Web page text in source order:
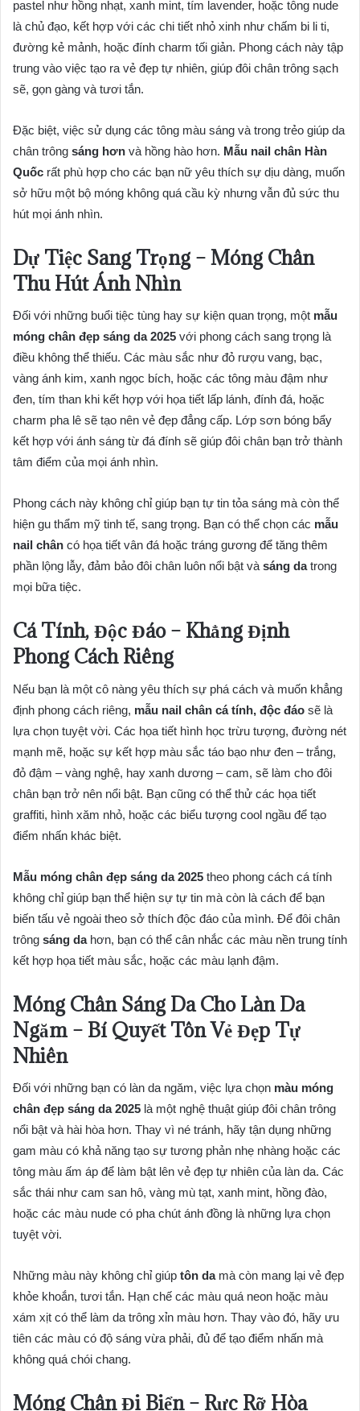
pastel như hồng nhạt, xanh mint, tím lavender, hoặc tông nude
là chủ đạo, kết hợp với các chi tiết nhỏ xinh như chấm bi li ti,
đường kẻ mảnh, hoặc đính charm tối giản. Phong cách này tập
trung vào việc tạo ra vẻ đẹp tự nhiên, giúp đôi chân trông sạch
sẽ, gọn gàng và tươi tắn.
Đặc biệt, việc sử dụng các tông màu sáng và trong trẻo giúp da
chân trông sáng hơn và hồng hào hơn. Mẫu nail chân Hàn
Quốc rất phù hợp cho các bạn nữ yêu thích sự dịu dàng, muốn
sở hữu một bộ móng không quá cầu kỳ nhưng vẫn đủ sức thu
hút mọi ánh nhìn.
Dự Tiệc Sang Trọng – Móng Chân
Thu Hút Ánh Nhìn
Đối với những buổi tiệc tùng hay sự kiện quan trọng, một mẫu
móng chân đẹp sáng da 2025 với phong cách sang trọng là
điều không thể thiếu. Các màu sắc như đỏ rượu vang, bạc,
vàng ánh kim, xanh ngọc bích, hoặc các tông màu đậm như
đen, tím than khi kết hợp với họa tiết lấp lánh, đính đá, hoặc
charm pha lê sẽ tạo nên vẻ đẹp đẳng cấp. Lớp sơn bóng bẩy
kết hợp với ánh sáng từ đá đính sẽ giúp đôi chân bạn trở thành
tâm điểm của mọi ánh nhìn.
Phong cách này không chỉ giúp bạn tự tin tỏa sáng mà còn thể
hiện gu thẩm mỹ tinh tế, sang trọng. Bạn có thể chọn các mẫu
nail chân có họa tiết vân đá hoặc tráng gương để tăng thêm
phần lộng lẫy, đảm bảo đôi chân luôn nổi bật và sáng datrong
mọi bữa tiệc.
Cá Tính, Độc Đáo – Khẳng Định
Phong Cách Riêng
Nếu bạn là một cô nàng yêu thích sự phá cách và muốn khẳng
định phong cách riêng, mẫu nail chân cá tính, độc đáo sẽ là
lựa chọn tuyệt vời. Các họa tiết hình học trừu tượng, đường nét
mạnh mẽ, hoặc sự kết hợp màu sắc táo bạo như đen – trắng,
đỏ đậm – vàng nghệ, hay xanh dương – cam, sẽ làm cho đôi
chân bạn trở nên nổi bật. Bạn cũng có thể thử các họa tiết
graffiti, hình xăm nhỏ, hoặc các biểu tượng cool ngầu để tạo
điểm nhấn khác biệt.
Mẫu móng chân đẹp sáng da 2025 theo phong cách cá tính
không chỉ giúp bạn thể hiện sự tự tin mà còn là cách để bạn
biến tấu vẻ ngoài theo sở thích độc đáo của mình. Để đôi chân
trông sáng dahơn, bạn có thể cân nhắc các màu nền trung tính
kết hợp họa tiết màu sắc, hoặc các màu lạnh đậm.
Móng Chân Sáng Da Cho Làn Da
Ngăm – Bí Quyết Tôn Vẻ Đẹp Tự
Nhiên
Đối với những bạn có làn da ngăm, việc lựa chọn màu móng
chân đẹp sáng da 2025 là một nghệ thuật giúp đôi chân trông
nổi bật và hài hòa hơn. Thay vì né tránh, hãy tận dụng những
gam màu có khả năng tạo sự tương phản nhẹ nhàng hoặc các
tông màu ấm áp để làm bật lên vẻ đẹp tự nhiên của làn da. Các
sắc thái như cam san hô, vàng mù tạt, xanh mint, hồng đào,
hoặc các màu nude có pha chút ánh đồng là những lựa chọn
tuyệt vời.
Những màu này không chỉ giúp tôn damà còn mang lại vẻ đẹp
khỏe khoắn, tươi tắn. Hạn chế các màu quá neon hoặc màu
xám xịt có thể làm da trông xỉn màu hơn. Thay vào đó, hãy ưu
tiên các màu có độ sáng vừa phải, đủ để tạo điểm nhấn mà
không quá chói chang.
Móng Chân Đi Biển – Rực Rỡ Hòa